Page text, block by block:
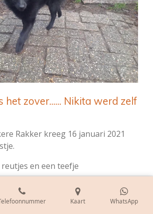
het zover...... Nikita werd zelf
Rakker kreeg 16 januari 2021
en een teefje
Kaart WhatsApp